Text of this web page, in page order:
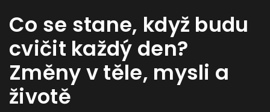
Co se stane, když budu
cvičit každý den?
Změny v těle, mysli a
životě